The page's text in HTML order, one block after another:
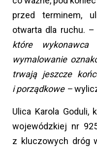
przed terminem,
otwarta dla ruchu. –
które wykonawca
wymalowanie
trwają jeszcze
i porządkowe –
Ulica Karola
wojewódzkiej nr
z kluczowych dróg